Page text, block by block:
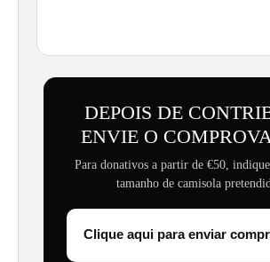
DEPOIS DE
ENVIE O
Para donativos a partir de €50,
tamanho de camisola
Clique aqui para enviar